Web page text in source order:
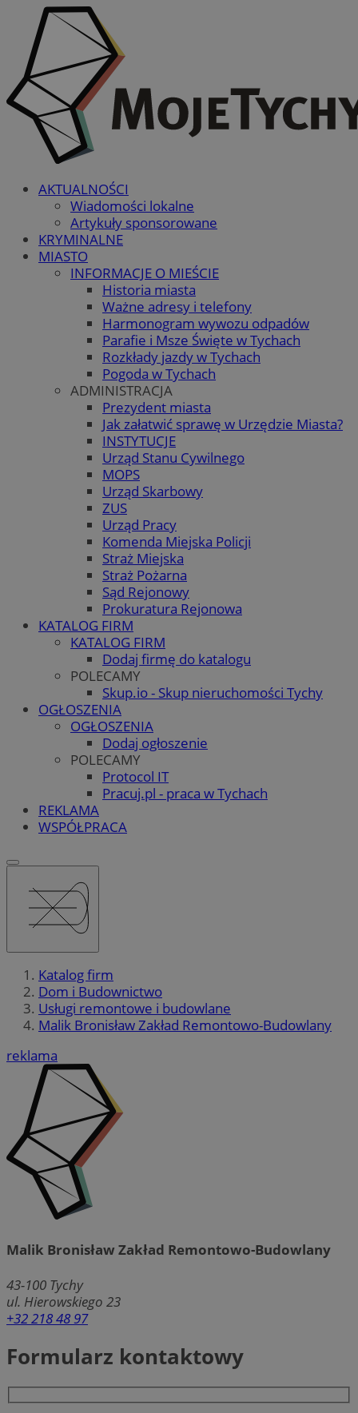
AKTUALNOŚCI
Wiadomości lokalne
Artykuły sponsorowane
KRYMINALNE
MIASTO
INFORMACJE O MIEŚCIE
Historia miasta
Ważne adresy i telefony
Harmonogram wywozu odpadów
Parafie i Msze Święte w Tychach
Rozkłady jazdy w Tychach
Pogoda w Tychach
ADMINISTRACJA
Prezydent miasta
Jak załatwić sprawę w Urzędzie Miasta?
INSTYTUCJE
Urząd Stanu Cywilnego
MOPS
Urząd Skarbowy
ZUS
Urząd Pracy
Komenda Miejska Policji
Straż Miejska
Straż Pożarna
Sąd Rejonowy
Prokuratura Rejonowa
KATALOG FIRM
KATALOG FIRM
Dodaj firmę do katalogu
POLECAMY
Skup.io - Skup nieruchomości Tychy
OGŁOSZENIA
OGŁOSZENIA
Dodaj ogłoszenie
POLECAMY
Protocol IT
Pracuj.pl - praca w Tychach
REKLAMA
WSPÓŁPRACA
Katalog firm
Dom i Budownictwo
Usługi remontowe i budowlane
Malik Bronisław Zakład Remontowo-Budowlany
reklama
Malik Bronisław Zakład Remontowo-Budowlany
43-100 Tychy
ul. Hierowskiego 23
+32 218 48 97
Formularz kontaktowy